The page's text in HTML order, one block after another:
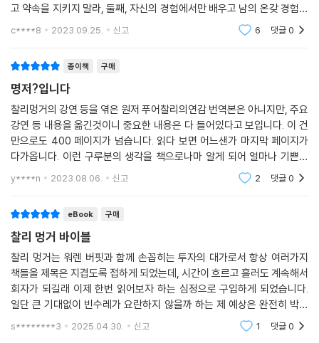
고 약속을 지키지 말라, 둘째, 자신의 경험에서만 배우고 남의 온갖 경험에
서는 절대 배우지 말라, 셋째, 살면서 참패해 좌절할 때마다 주저앉아 더 망
c****8 2023.09.25. 신고 6 댓글0
종이책 구매
명저?입니다
찰리멍거의 강연 등을 엮은 원저 푸어찰리의연감 번역본은 아니지만, 주요
강연 등 내용을 옮긴것이니 중요한 내용은 다 들어있다고 보입니다. 이 건
만으로도 400 페이지가 넘습니다. 읽다 보면 어느샌가 마지막 페이지가
다가옵니다. 이런 구루분의 생각을 책으로나마 알게 되어 얼마나 기쁜지
모릅니다. 기념으로 원저 번역 출간이 이뤄지면 꼭 소장하고 싶습니다.
y****n 2023.08.06. 신고 2 댓글0
eBook 구매
찰리 멍거 바이블
찰리 멍거는 워렌 버핏과 함께 손꼽히는 투자의 대가로서 항상 여러가지
책들을 제목은 지겹도록 접하게 되었는데, 시간이 흐르고 흘러도 계속해서
회자가 되길래 이제 한번 읽어보자 하는 심정으로 구입하게 되었습니다.
일단 큰 기대없이 빈수레가 요란하지 않을까 하는 제 예상은 완전히 박살
이 났고, 생각보다 내용이 너무 좋았습니다. 이래서 스테디셀러이구나를
s********3 2025.04.30. 신고 1 댓글0